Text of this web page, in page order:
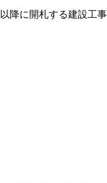
降に開札する建設工事